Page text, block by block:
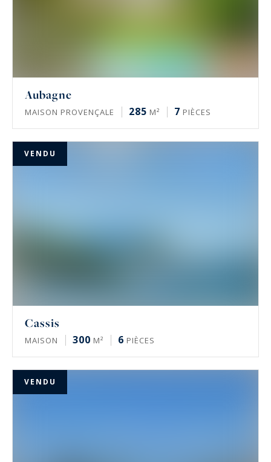
Aubagne
MAISON PROVENÇALE 285 M² 7 PIÈCES
VENDU
Cassis
MAISON 300 M² 6 PIÈCES
VENDU